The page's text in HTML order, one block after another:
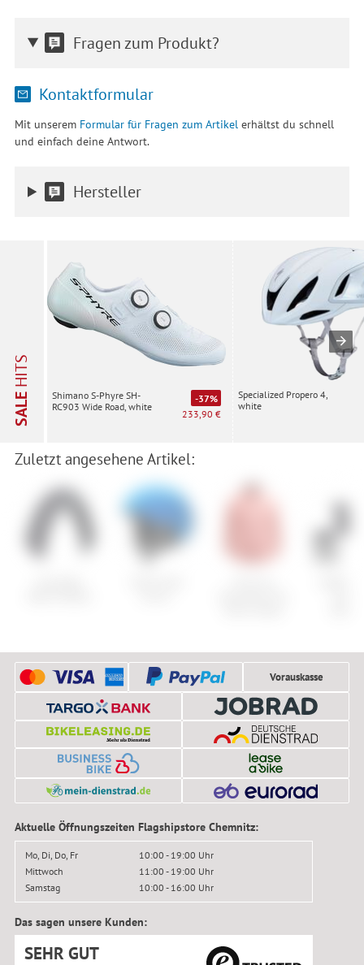
Fragen zum Produkt?
Kontaktformular
Mit unserem Formular für Fragen zum Artikel erhältst du schnell
und einfach deine Antwort.
Hersteller
SALE
HITS
Shimano S-Phyre SH-
RC903 Wide Road, white
-37%
233,90 €
Specialized Propero 4,
white
Zuletzt angesehene Artikel:
Vorauskasse
Aktuelle Öffnungszeiten Flagshipstore Chemnitz:
Mo, Di, Do, Fr
10:00 - 19:00 Uhr
Mittwoch
11:00 - 19:00 Uhr
Samstag
10:00 - 16:00 Uhr
Das sagen unsere Kunden:
SEHR GUT